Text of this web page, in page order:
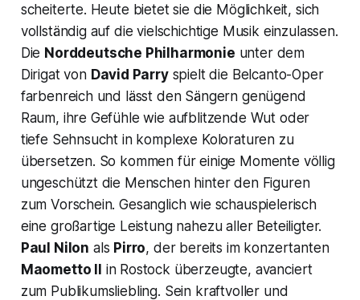
scheiterte. Heute bietet sie die Möglichkeit, sich
vollständig auf die vielschichtige Musik einzulassen.
Die Norddeutsche Philharmonie unter dem
Dirigat von David Parryspielt die Belcanto-Oper
farbenreich und lässt den Sängern genügend
Raum, ihre Gefühle wie aufblitzende Wut oder
tiefe Sehnsucht in komplexe Koloraturen zu
übersetzen. So kommen für einige Momente völlig
ungeschützt die Menschen hinter den Figuren
zum Vorschein. Gesanglich wie schauspielerisch
eine großartige Leistung nahezu aller Beteiligter.
Paul Nilon als Pirro, der bereits im konzertanten
Maometto II in Rostock überzeugte, avanciert
zum Publikumsliebling. Sein kraftvoller und